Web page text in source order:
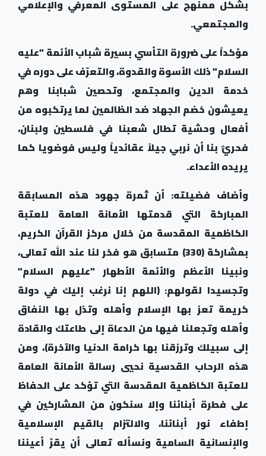
بشكل ممنهج على المستوى المعرفي والإعلامي
والمجتمعي.
مؤكداً على ضرورة التأسي بسيرة شباب الأئمة "عليه
السلام" ذلك الأسوة والقدوة، والتعرّف على دوره في
خدمة الدين والمجتمع، وتحصين شبابنا وهم
يعيشون خضم الجهاد ضد الظالمين لما يرتكبوه من
أفعال وحشية تطال شعبنا في فلسطين ولبنان،
فحريٌّ بنا أن نربي جيلاً عقائدياً وليس فوضويا كما
يريده الأعداء.
وأضاف فضيلته: أن ثمرة جهود هذه المسابقة
المباركة التي قدمتها الأمانة العامة للعتبة
الكاظمية المقدسة من خلال مركز القرآن الكريم،
بمشاركة (330) متسابق هو فخر لنا عند الله تعالى،
ونبينا الأعظم والأئمة الأطهار "عليهم السلام"
وتجسيدا لقولهم: (اللهم إنا نرغب إليك في دولة
كريمة تعز بها الإسلام وأهله وتذل بها النفاق
وأهله وتجعلنا فيها من الدعاة إلى طاعتك والقادة
إلى سبيلك وترزقنا بها كرامة الدنيا والآخرة)، ومن
هذه الرحاب القدسية نحيي رسالة الأمانة العامة
للعتبة الكاظمية المقدسة التي تؤكد على الحفاظ
على فطرة أبنائنا وإلا سنكون من المشاركين في
إطفاء نور أبنائنا، والالتزام بالقيم الإسلامية
والإنسانية السامية ونسأله تعالى أن يقرّ أعيننا